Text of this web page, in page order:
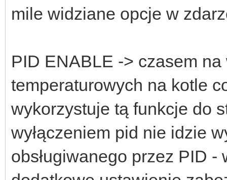
mile widziane opcje w
PID ENABLE -> czasem
temperaturowych na kotle
wykorzystuje tą funkcje do
wyłączeniem pid nie idzie
obsługiwanego przez PID -